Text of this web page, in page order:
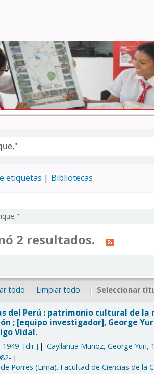
etiquetas Bibliotecas
2 resultados.
todo Limpiar todo Seleccionar
del Perú : patrimonio cultural de la
; [equipo investigador], George
Vidal.
1949- [dir.] Cayllahua Muñoz, George Yuri,
Porres (Lima). Facultad de Ciencias de la